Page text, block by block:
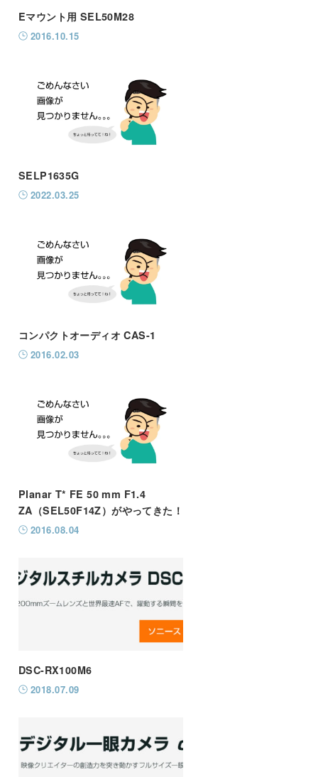
Eマウント用 SEL50M28
2016.10.15
SELP1635G
2022.03.25
コンパクトオーディオ CAS-1
2016.02.03
Planar T* FE 50 mm F1.4
ZA（SEL50F14Z）がやってきた！
2016.08.04
DSC-RX100M6
2018.07.09